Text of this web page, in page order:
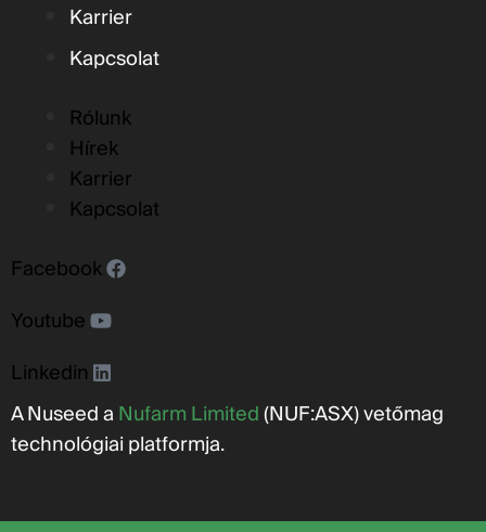
Karrier
Kapcsolat
Rólunk
Hírek
Karrier
Kapcsolat
Facebook
Youtube
Linkedin
A Nuseed aNufarm Limited(NUF:ASX) vetőmag
technológiai platformja.